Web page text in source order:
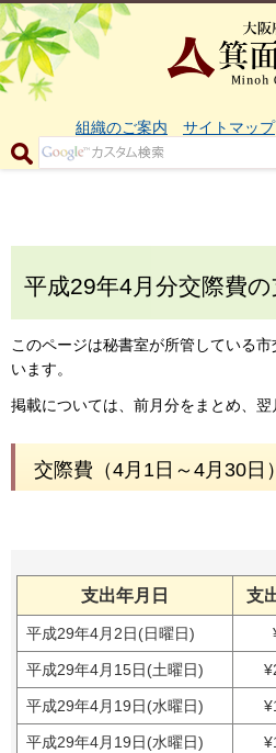
組織のご案内 サイトマップ
平成29年4月分交際費
このページは秘書室が所管している
います。
掲載については、前月分をまとめ、翌
交際費（4月1日～4月30日）
支出年月日 支
平成29年4月2日(日曜日)
平成29年4月15日(土曜日)
平成29年4月19日(水曜日)
平成29年4月19日(水曜日)